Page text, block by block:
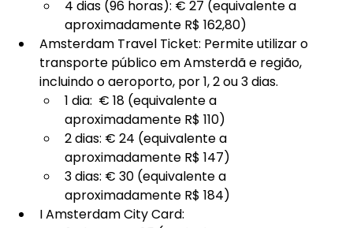
4 dias (96 horas): € 27 (equivalente a
aproximadamente R$ 162,80)
Amsterdam Travel Ticket: Permite utilizar o
transporte público em Amsterdã e região,
incluindo o aeroporto, por 1, 2 ou 3 dias.
1 dia:  € 18 (equivalente a
aproximadamente R$ 110)
2 dias: € 24 (equivalente a
aproximadamente R$ 147)
3 dias: € 30 (equivalente a
aproximadamente R$ 184)
I Amsterdam City Card: